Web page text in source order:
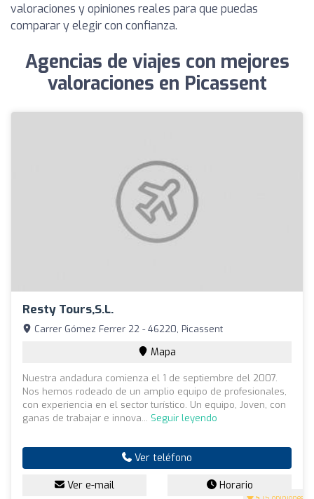
valoraciones y opiniones reales para que puedas
comparar y elegir con confianza.
Agencias de viajes con mejores
valoraciones en Picassent
Resty Tours,S.L.
Carrer Gómez Ferrer 22 - 46220, Picassent
Mapa
Nuestra andadura comienza el 1 de septiembre del 2007.
Nos hemos rodeado de un amplio equipo de profesionales,
con experiencia en el sector turístico. Un equipo, Joven, con
ganas de trabajar e innova... Seguir leyendo
Ver teléfono
Ver e-mail Horario